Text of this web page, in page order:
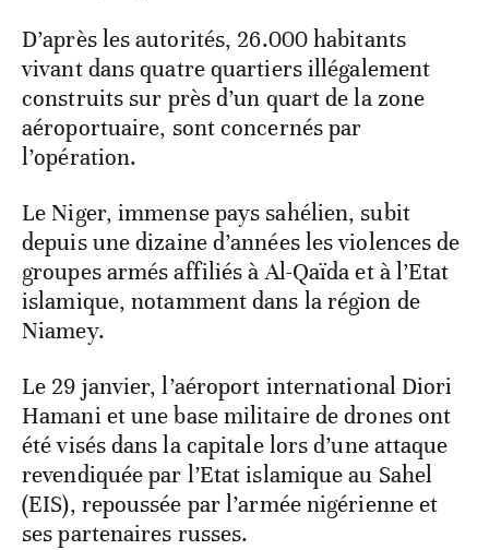
D’après les autorités, 26.000 habitants
vivant dans quatre quartiers illégalement
construits sur près d’un quart de la zone
aéroportuaire, sont concernés par
l’opération.
Le Niger, immense pays sahélien, subit
depuis une dizaine d’années les violences de
groupes armés affiliés à Al-Qaïda et à l’Etat
islamique, notamment dans la région de
Niamey.
Le 29 janvier, l’aéroport international Diori
Hamani et une base militaire de drones ont
été visés dans la capitale lors d’une attaque
revendiquée par l’Etat islamique au Sahel
(EIS), repoussée par l’armée nigérienne et
ses partenaires russes.